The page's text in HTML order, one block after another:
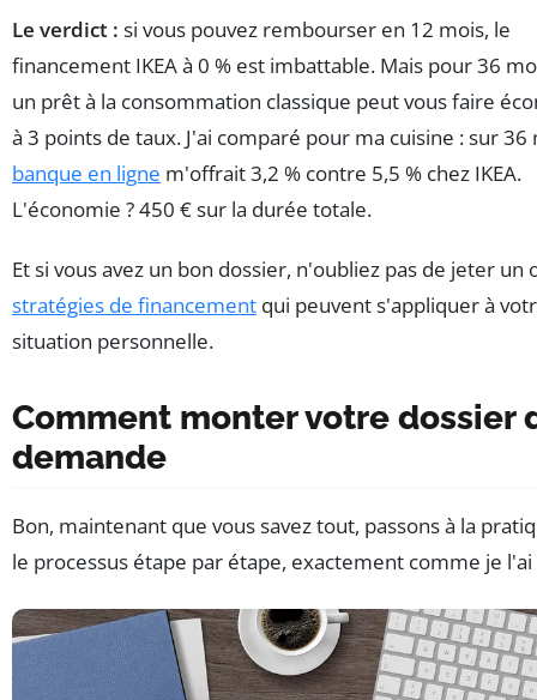
Le verdict : si vous pouvez rembourser en 12 mois, le
financement IKEA à 0 % est imbattable. Mais pour 36
un prêt à la consommation classique peut vous faire
à 3 points de taux. J'ai comparé pour ma cuisine : sur 36
banque en ligne m'offrait 3,2 % contre 5,5 % chez IKEA.
L'économie ? 450 € sur la durée totale.
Et si vous avez un bon dossier, n'oubliez pas de jeter un
stratégies de financement qui peuvent s'appliquer à
situation personnelle.
Comment monter votre dossier
demande
Bon, maintenant que vous savez tout, passons à la
le processus étape par étape, exactement comme je